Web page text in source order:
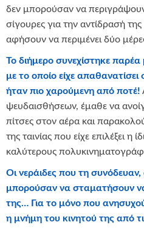
δεν μπορούσαν να
σίγουρες για την αντίδρασή
αφήσουν να περιμένει δύο
Το διήμερο συνεχίστηκε παρέα
με το οποίο είχε
ήταν πιο χαρούμενη από ποτέ!
ψευδαισθήσεων, έμαθε να
πίτσες στον αέρα και
της ταινίας που είχε επιλέξει η
καλύτερους
Οι νεράιδες που τη
μπορούσαν να σταματήσουν
της… Για το μόνο που
η μνήμη του κινητού της από